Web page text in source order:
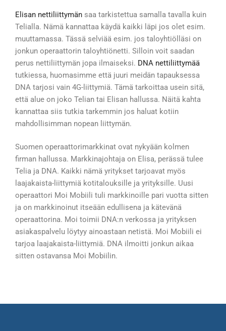
Elisan nettiliittymän saa tarkistettua samalla tavalla kuin
Telialla. Nämä kannattaa käydä kaikki läpi jos olet esim.
muuttamassa. Tässä selviää esim. jos taloyhtiölläsi on
jonkun operaattorin taloyhtiönetti. Silloin voit saadan
perus nettiliittymän jopa ilmaiseksi. DNA nettiliittymää
tutkiessa, huomasimme että juuri meidän tapauksessa
DNA tarjosi vain 4G-liittymiä. Tämä tarkoittaa usein sitä,
että alue on joko Telian tai Elisan hallussa. Näitä kahta
kannattaa siis tutkia tarkemmin jos haluat kotiin
mahdollisimman nopean liittymän.
Suomen operaattorimarkkinat ovat nykyään kolmen
firman hallussa. Markkinajohtaja on Elisa, perässä tulee
Telia ja DNA. Kaikki nämä yritykset tarjoavat myös
laajakaista-liittymiä kotitalouksille ja yrityksille. Uusi
operaattori Moi Mobiili tuli markkinoille pari vuotta sitten
ja on markkinoinut itseään edullisena ja kätevänä
operaattorina. Moi toimii DNA:n verkossa ja yrityksen
asiakaspalvelu löytyy ainoastaan netistä. Moi Mobiili ei
tarjoa laajakaista-liittymiä. DNA ilmoitti jonkun aikaa
sitten ostavansa Moi Mobiilin.